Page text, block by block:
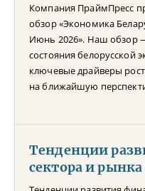
Компания ПраймПресс
обзор «Экономика
Июнь 2026». Наш обзор
состояния белорусской
ключевые драйверы
на ближайшую
Тенденции
сектора и